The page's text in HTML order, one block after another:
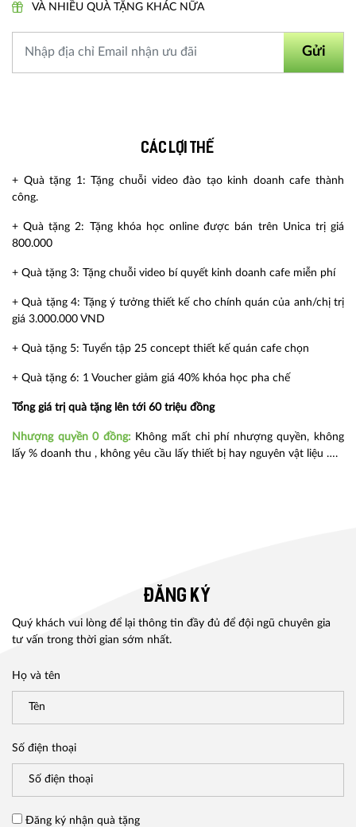
VÀ NHIỀU QUÀ TẶNG KHÁC NỮA
Gửi
Các lợi thế
+ Quà tặng 1: Tặng chuỗi video đào tạo kinh doanh cafe thành
công.
+ Quà tặng 2: Tặng khóa học online được bán trên Unica trị giá
800.000
+ Quà tặng 3: Tặng chuỗi video bí quyết kinh doanh cafe miễn phí
+ Quà tặng 4: Tặng ý tưởng thiết kế cho chính quán của anh/chị trị
giá 3.000.000 VND
+ Quà tặng 5: Tuyển tập 25 concept thiết kế quán cafe chọn
+ Quà tặng 6: 1 Voucher giảm giá 40% khóa học pha chế
Tổng giá trị quà tặng lên tới 60 triệu đồng
Nhượng quyền 0 đồng: Không mất chi phí nhượng quyền, không
lấy % doanh thu , không yêu cầu lấy thiết bị hay nguyên vật liệu ….
ĐĂNG KÝ
Quý khách vui lòng để lại thông tin đầy đủ để đội ngũ chuyên gia
tư vấn trong thời gian sớm nhất.
Họ và tên
Số điện thoại
Đăng ký nhận quà tặng